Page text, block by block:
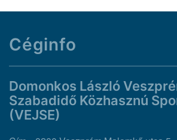
Céginfo
Domonkos László
Szabadidő Közhasznú
(VEJSE)